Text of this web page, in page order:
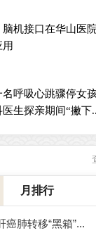
机接口在华山医
名呼吸心跳骤停女
生探亲期间“撇下
月排行